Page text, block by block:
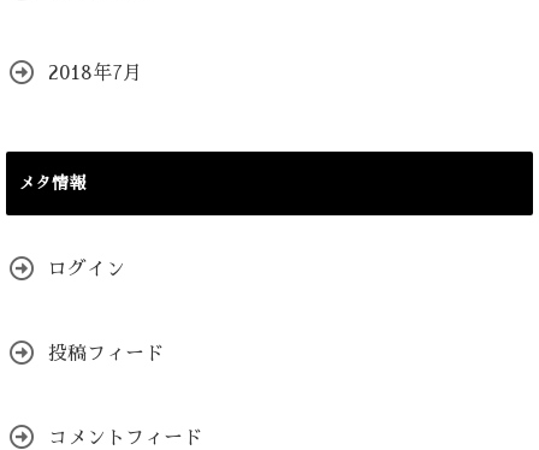
2018年7月
メタ情報
ログイン
投稿フィード
コメントフィード